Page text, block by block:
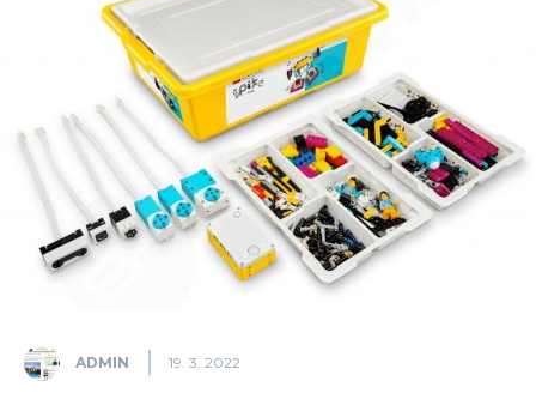
ADMIN 19. 3. 2022